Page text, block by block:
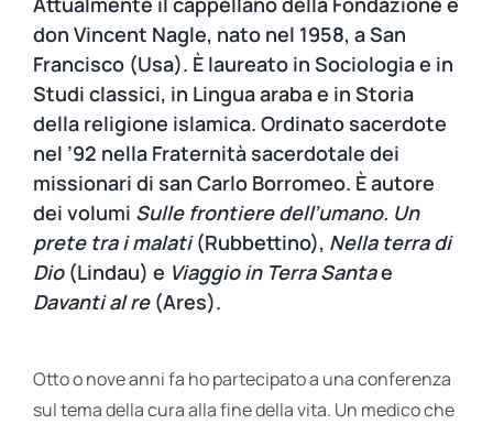
don Vincent Nagle, nato nel 1958, a San
Francisco (Usa). È laureato in Sociologia e in
Studi classici, in Lingua araba e in Storia
della religione islamica. Ordinato sacerdote
nel ’92 nella Fraternità sacerdotale dei
missionari di san Carlo Borromeo. È autore
dei volumi Sulle frontiere dell’umano. Un
prete tra i malati(Rubbettino), Nella terra di
Dio(Lindau) e Viaggio in Terra Santae
Davanti al re(Ares).
Otto o nove anni fa ho partecipato a una conferenza
sul tema della cura alla fine della vita. Un medico che